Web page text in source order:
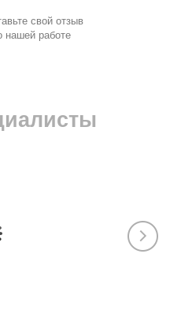
свой отзыв
нашей работе
СРО, лицензии,